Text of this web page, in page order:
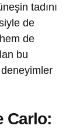
tadını
de
de
bu
Carlo: